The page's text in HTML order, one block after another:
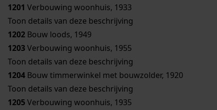
1201 Verbouwing woonhuis, 1933
Toon details van deze beschrijving
1202 Bouw loods, 1949
1203Verbouwing woonhuis, 1955
Toon details van deze beschrijving
1204 Bouw timmerwinkel met bouwzolder, 1920
Toon details van deze beschrijving
1205Verbouwing woonhuis, 1935